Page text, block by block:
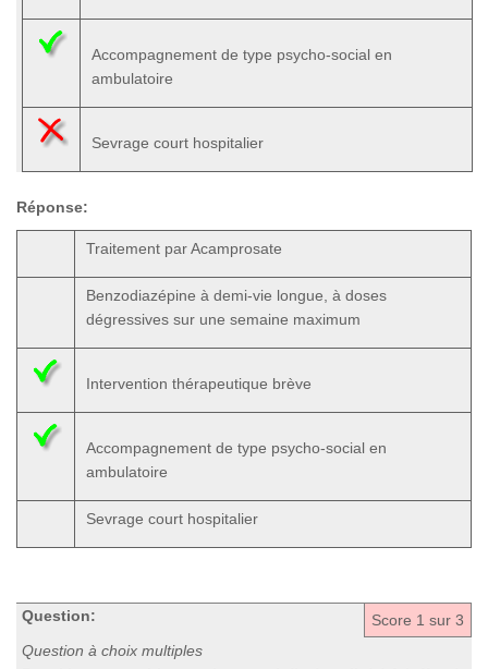
Accompagnement de type psycho-social en
ambulatoire
Sevrage court hospitalier
Réponse:
Traitement par Acamprosate
Benzodiazépine à demi-vie longue, à doses
dégressives sur une semaine maximum
Intervention thérapeutique brève
Accompagnement de type psycho-social en
ambulatoire
Sevrage court hospitalier
Score 1 sur 3
Question:
Question à choix multiples